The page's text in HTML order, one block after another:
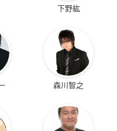
下野紘
森川智之